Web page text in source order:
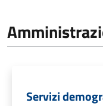
Servizi